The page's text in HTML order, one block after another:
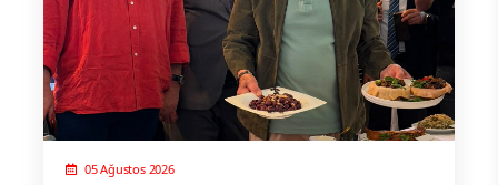
05 Ağustos 2026